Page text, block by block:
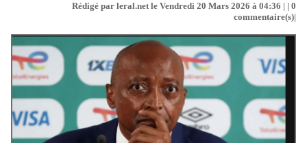
Rédigé par leral.net le Vendredi 20 Mars 2026 à 04:36 | | 0
commentaire(s)|